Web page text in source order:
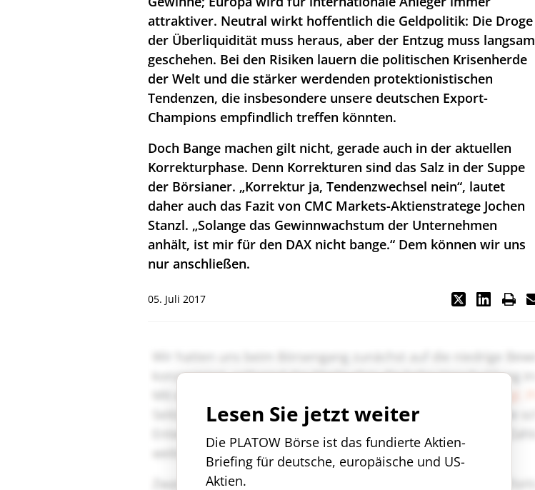
attraktiver. Neutral wirkt hoffentlich die Geldpolitik: Die Droge
der Überliquidität muss heraus, aber der Entzug muss langsam
geschehen. Bei den Risiken lauern die politischen Krisenherde
der Welt und die stärker werdenden protektionistischen
Tendenzen, die insbesondere unsere deutschen Export-
Champions empfindlich treffen könnten.
Doch Bange machen gilt nicht, gerade auch in der aktuellen
Korrekturphase. Denn Korrekturen sind das Salz in der Suppe
der Börsianer. „Korrektur ja, Tendenzwechsel nein“, lautet
daher auch das Fazit von CMC Markets-Aktienstratege Jochen
Stanzl. „Solange das Gewinnwachstum der Unternehmen
anhält, ist mir für den DAX nicht bange.“ Dem können wir uns
nur anschließen.
05. Juli 2017
Lesen Sie jetzt weiter
Die PLATOW Börse ist das fundierte Aktien-
Briefing für deutsche, europäische und US-
Aktien.